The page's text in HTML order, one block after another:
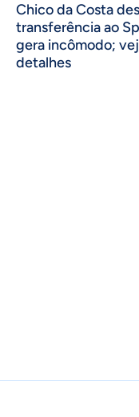
Chico da Costa
transferência ao
gera incômodo;
detalhes